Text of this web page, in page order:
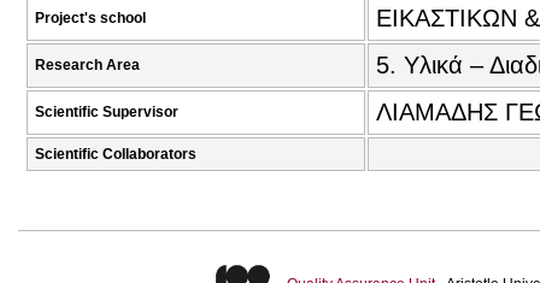
Project's school
Research Area 5. Υλικά –
Scientific Supervisor ΛΙΑΜΑΔΗΣ
Scientific Collaborators